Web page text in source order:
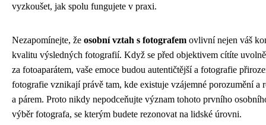
vyzkoušet, jak spolu fungujete v praxi.
Nezapomínejte, že osobní vztah s fotografem ovlivní nejen váš
kvalitu výsledných fotografií. Když se před objektivem cítíte
za fotoaparátem, vaše emoce budou autentičtější a fotografie
fotografie vznikají právě tam, kde existuje vzájemné porozumění a
a párem. Proto nikdy nepodceňujte význam tohoto prvního
výběr fotografa, se kterým budete rezonovat na lidské úrovni.